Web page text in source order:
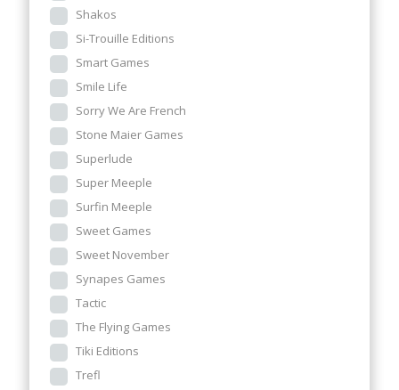
Shakos
Si-Trouille Editions
Smart Games
Smile Life
Sorry We Are French
Stone Maier Games
Superlude
Super Meeple
Surfin Meeple
Sweet Games
Sweet November
Synapes Games
Tactic
The Flying Games
Tiki Editions
Trefl